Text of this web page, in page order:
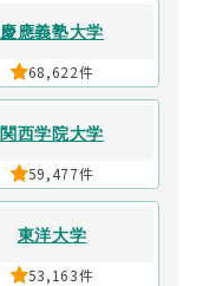
慶應義塾大学
68,622件
関西学院大学
59,477件
東洋大学
53,163件